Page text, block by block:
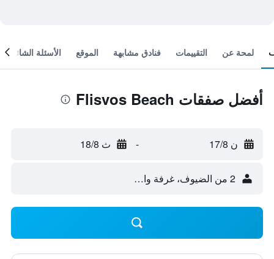
لمحة عن التقييمات فنادق مشابهة الموقع الأسئلة الشائعة
أفضل صفقات Flisvos Beach
ن 17/8 - ث 18/8
2 من الضيوف، غرفة واحدة